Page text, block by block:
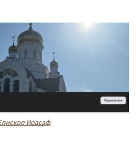
Иоасаф